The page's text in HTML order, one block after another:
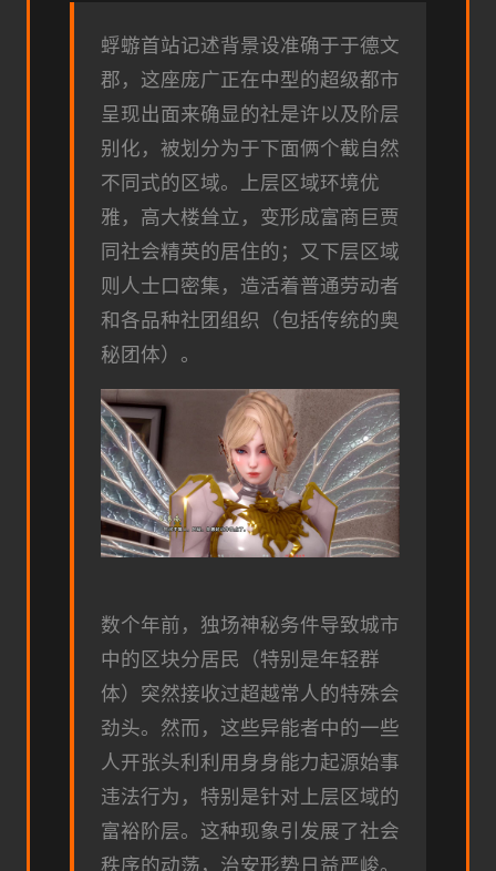
蜉蝣首站记述背景设准确于于德文
郡，这座庞广正在中型的超级都市
呈现出面来确显的社是许以及阶层
别化，被划分为于下面俩个截自然
不同式的区域。上层区域环境优
雅，高大楼耸立，变形成富商巨贾
同社会精英的居住的；又下层区域
则人士口密集，造活着普通劳动者
和各品种社团组织（包括传统的奥
秘团体）。
数个年前，独场神秘务件导致城市
中的区块分居民（特别是年轻群
体）突然接收过超越常人的特殊会
劲头。然而，这些异能者中的一些
人开张头利利用身身能力起源始事
违法行为，特别是针对上层区域的
富裕阶层。这种现象引发展了社会
秩序的动荡，治安形势日益严峻。